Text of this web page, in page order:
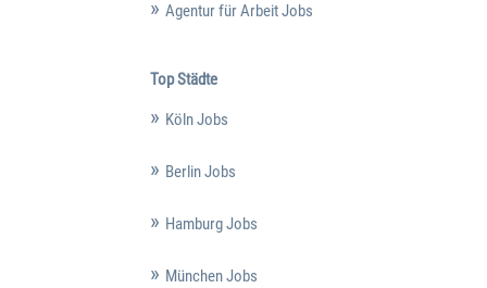
Agentur für Arbeit Jobs
Top Städte
Köln Jobs
Berlin Jobs
Hamburg Jobs
München Jobs